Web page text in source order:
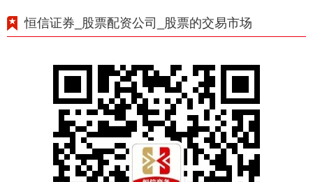
恒信证券_股票配资公司_股票的交易市场